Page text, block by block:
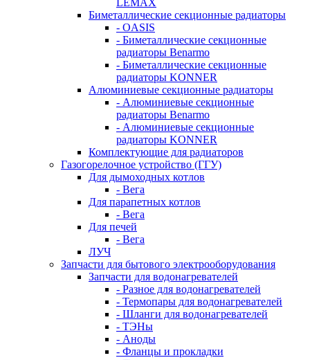
LEMAX
Биметаллические секционные радиаторы
- OASIS
- Биметаллические секционные
радиаторы Benarmo
- Биметаллические секционные
радиаторы KONNER
Алюминиевые секционные радиаторы
- Алюминиевые секционные
радиаторы Benarmo
- Алюминиевые секционные
радиаторы KONNER
Комплектующие для радиаторов
Газогорелочное устройство (ГГУ)
Для дымоходных котлов
- Вега
Для парапетных котлов
- Вега
Для печей
- Вега
ЛУЧ
Запчасти для бытового электрооборудования
Запчасти для водонагревателей
- Разное для водонагревателей
- Термопары для водонагревателей
- Шланги для водонагревателей
- ТЭНы
- Аноды
- Фланцы и прокладки